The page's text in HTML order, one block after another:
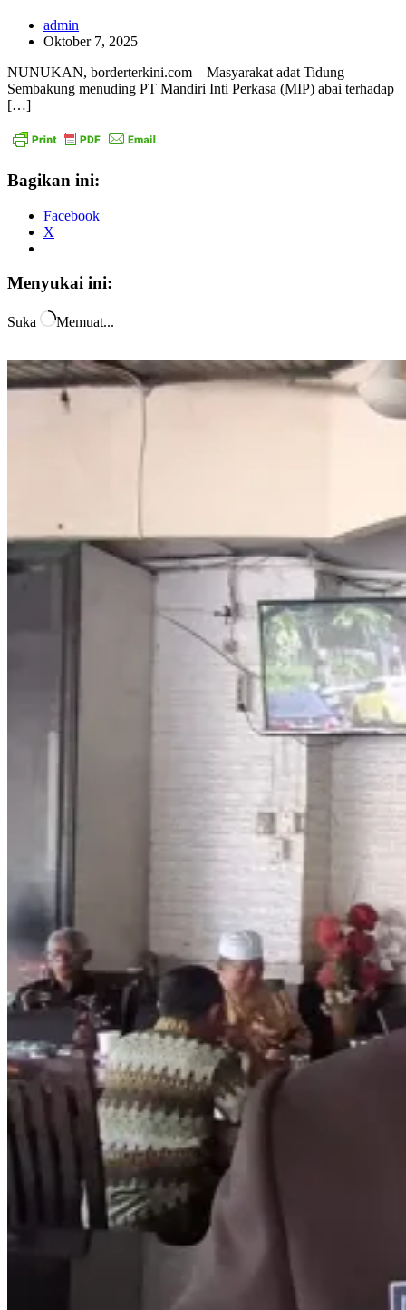
admin
Oktober 7, 2025
NUNUKAN, borderterkini.com – Masyarakat adat Tidung
Sembakung menuding PT Mandiri Inti Perkasa (MIP) abai terhadap
[…]
Bagikan ini:
Facebook
X
Menyukai ini:
Suka Memuat...